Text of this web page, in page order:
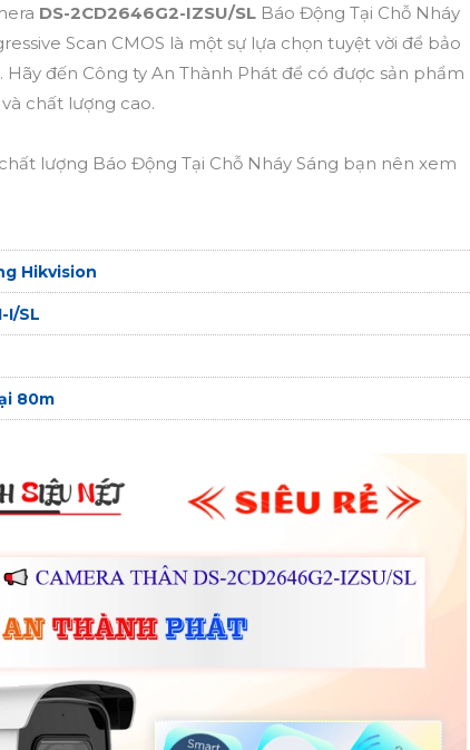
DS-2CD2646G2-IZSU/SL Báo Động Tại Chỗ Nháy
Scan CMOS là một sự lựa chọn tuyệt vời để bảo
đến Công ty An Thành Phát để có được sản phẩm
chất lượng cao.
lượng Báo Động Tại Chỗ Nháy Sáng bạn nên xem
Hikvision
I/SL
80m